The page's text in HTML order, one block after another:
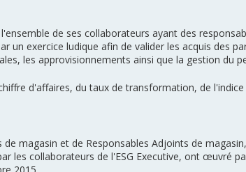
de ses collaborateurs ayant des
exercice ludique afin de valider les acquis des
les approvisionnements ainsi que la gestion du
d'affaires, du taux de transformation, de
magasin et de Responsables Adjoints de
les collaborateurs de l'ESG Executive, ont œuvré
2015.